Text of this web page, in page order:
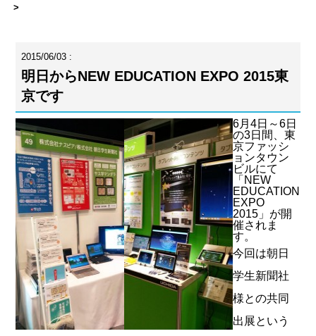
2015/06/03 :
明日からNEW EDUCATION EXPO 2015東
京です
6月4日～6日
の3日間、東
京ファッシ
ョンタウン
ビルにて
「NEW
EDUCATION
EXPO
2015」が開
催されま
す。
今回は朝日
学生新聞社
様との共同
出展という